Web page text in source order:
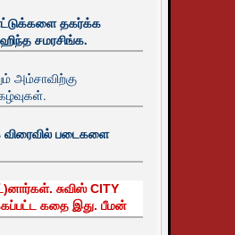
தகர்க்க
சமரசிங்க.
அம்சாவிற்கு
விரைவில் படைகளை
சுவிஸ் CITY
கதை இது. பீமன்